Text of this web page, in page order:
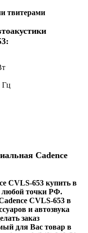
твитерами
Гц
Cadence
CVLS-653 купить в
любой точки РФ.
CVLS-653 в
и автозвука
заказ
для Вас товар в